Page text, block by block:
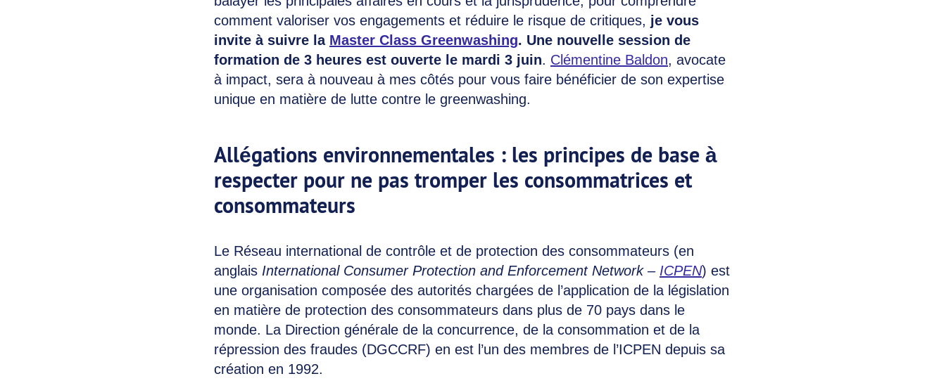
comment valoriser vos engagements et réduire le risque de critiques, je vous
invite à suivre la Master Class Greenwashing. Une nouvelle session de
formation de 3 heures est ouverte le mardi 3 juin. Clémentine Baldon, avocate
à impact, sera à nouveau à mes côtés pour vous faire bénéficier de son expertise
unique en matière de lutte contre le greenwashing.
Allégations environnementales : les principes de base à
respecter pour ne pas tromper les consommatrices et
consommateurs
Le Réseau international de contrôle et de protection des consommateurs (en
anglais International Consumer Protection and Enforcement Network – ICPEN) est
une organisation composée des autorités chargées de l’application de la législation
en matière de protection des consommateurs dans plus de 70 pays dans le
monde. La Direction générale de la concurrence, de la consommation et de la
répression des fraudes (DGCCRF) en est l’un des membres de l’ICPEN depuis sa
création en 1992.